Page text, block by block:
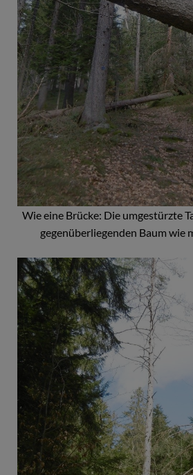
Wie eine Brücke: Die umgestürzte
gegenüberliegenden Baum wie